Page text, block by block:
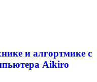
и алгортмике с
Aikiro